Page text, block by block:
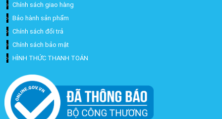
Chính sách giao hàng
Bảo hành sản phẩm
Chính sách đổi trả
Chính sách bảo mật
HÌNH THỨC THANH TOÁN